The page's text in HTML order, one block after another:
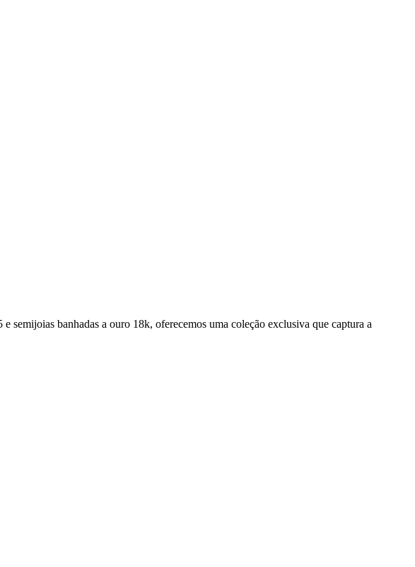
semijoias banhadas a ouro 18k, oferecemos uma coleção exclusiva que captura a